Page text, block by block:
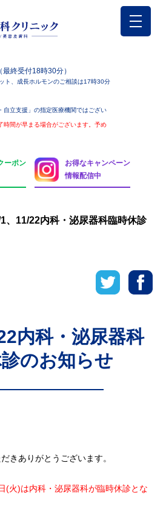
終受付18時30分）
ト、成長ホルモンのご相談は17時30分
立支援」の指定医療機関ではござい
間が早まる場合がございます。予め
ーポン
お得なキャンペーン
情報配信中
、11/22内科・泌尿器科臨時休診
内科・泌尿器科
のお知らせ
きありがとうございます。
(火)は内科・泌尿器科が臨時休診とな